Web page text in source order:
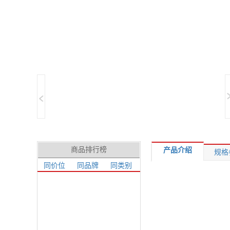
商品排行榜
同价位 同品牌 同类别
产品介绍 规格